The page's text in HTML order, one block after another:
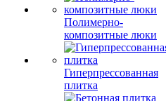
Полимерно-
композитные люки
Гиперпрессованная
плитка